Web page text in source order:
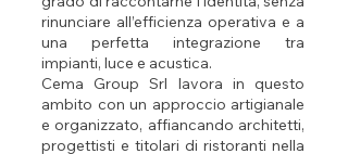
rinunciare all’efficienza operativa e a
una perfetta integrazione tra
impianti, luce e acustica.
Cema Group Srl lavora in questo
ambito con un approccio artigianale
e organizzato, affiancando architetti,
progettisti e titolari di ristoranti nella